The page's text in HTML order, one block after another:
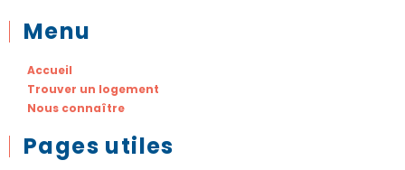
Menu
Accueil
Trouver un logement
Nous connaître
Pages utiles